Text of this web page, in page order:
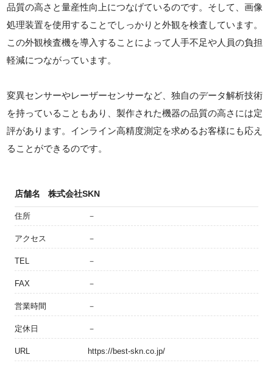
品質の高さと量産性向上につなげているのです。そして、画像
処理装置を使用することでしっかりと外観を検査しています。
この外観検査機を導入することによって人手不足や人員の負担
軽減につながっています。
変異センサーやレーザーセンサーなど、独自のデータ解析技術
を持っていることもあり、製作された機器の品質の高さには定
評があります。インライン高精度測定を求めるお客様にも応え
ることができるのです。
店舗名 株式会社SKN
住所 －
アクセス －
TEL －
FAX －
営業時間 －
定休日 －
URL https://best-skn.co.jp/